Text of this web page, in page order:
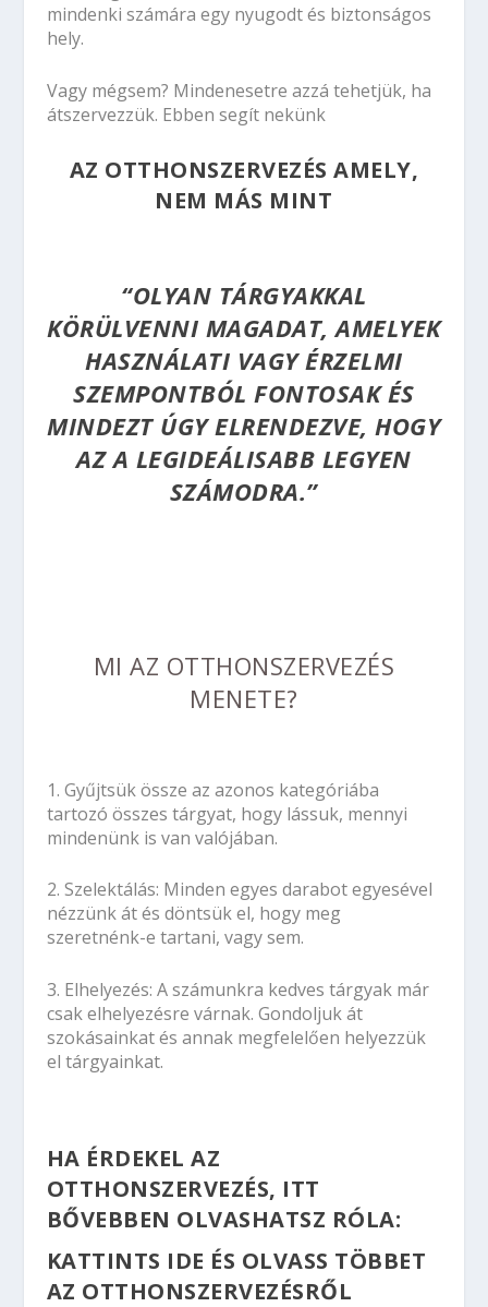
mindenki számára egy nyugodt és biztonságos
hely.
Vagy mégsem? Mindenesetre azzá tehetjük, ha
átszervezzük. Ebben segít nekünk
AZ OTTHONSZERVEZÉS AMELY,
NEM MÁS MINT
“OLYAN TÁRGYAKKAL
KÖRÜLVENNI MAGADAT, AMELYEK
HASZNÁLATI VAGY ÉRZELMI
SZEMPONTBÓL FONTOSAK ÉS
MINDEZT ÚGY ELRENDEZVE, HOGY
AZ A LEGIDEÁLISABB LEGYEN
SZÁMODRA.”
MI AZ OTTHONSZERVEZÉS
MENETE?
1. Gyűjtsük össze az azonos kategóriába
tartozó összes tárgyat, hogy lássuk, mennyi
mindenünk is van valójában.
2. Szelektálás: Minden egyes darabot egyesével
nézzünk át és döntsük el, hogy meg
szeretnénk-e tartani, vagy sem.
3. Elhelyezés: A számunkra kedves tárgyak már
csak elhelyezésre várnak. Gondoljuk át
szokásainkat és annak megfelelően helyezzük
el tárgyainkat.
HA ÉRDEKEL AZ
OTTHONSZERVEZÉS, ITT
BŐVEBBEN OLVASHATSZ RÓLA:
KATTINTS IDE ÉS OLVASS TÖBBET
AZ OTTHONSZERVEZÉSRŐL